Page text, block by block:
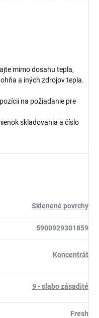
mimo dosahu tepla,
a iných zdrojov tepla.
na požiadanie pre
skladovania a číslo
Sklenené povrchy
5900929301859
Koncentrát
9 - slabo zásadité
Fresh